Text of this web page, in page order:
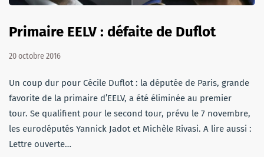
Primaire EELV : défaite de Duflot
20 octobre 2016
Un coup dur pour Cécile Duflot : la députée de Paris, grande
favorite de la primaire d’EELV, a été éliminée au premier
tour. Se qualifient pour le second tour, prévu le 7 novembre,
les eurodéputés Yannick Jadot et Michèle Rivasi. A lire aussi :
Lettre ouverte…